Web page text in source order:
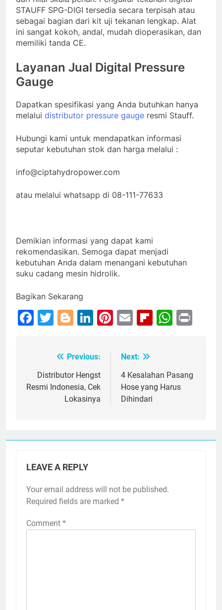
STAUFF SPG-DIGI tersedia secara terpisah atau
sebagai bagian dari kit uji tekanan lengkap. Alat
ini sangat kokoh, andal, mudah dioperasikan, dan
memiliki tanda CE.
Layanan Jual Digital Pressure
Gauge
Dapatkan spesifikasi yang Anda butuhkan hanya
melalui distributor pressure gauge resmi Stauff.
Hubungi kami untuk mendapatkan informasi
seputar kebutuhan stok dan harga melalui :
info@ciptahydropower.com
atau melalui whatsapp di 08-111-77633
Demikian informasi yang dapat kami
rekomendasikan. Semoga dapat menjadi
kebutuhan Anda dalam menangani kebutuhan
suku cadang mesin hidrolik.
Bagikan Sekarang
Facebook
Twitter
Blogger
LinkedIn
Pinterest
Email
navigation
Previous:
Distributor Hengst
Resmi Indonesia, Cek
Lokasinya
Next:
4 Kesalahan Pasang
Hose yang Harus
Dihindari
LEAVE A REPLY
Your email address will not be published.
Required fields are marked *
Comment *